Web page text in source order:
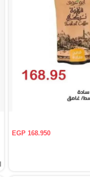
EGP 168.950